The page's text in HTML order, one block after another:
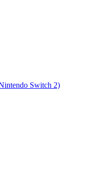
Switch 2)